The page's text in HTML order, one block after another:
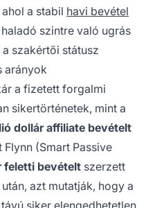
a stabil havi bevétel
szintre való ugrás
szakértői státusz
arányok
a fizetett forgalmi
sikertörténetek, mint a
dollár affiliate bevételt
Flynn (Smart Passive
feletti bevételt szerzett
azt mutatják, hogy a